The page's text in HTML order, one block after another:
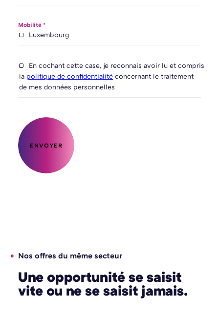
Mobilité *
Luxembourg
En cochant cette case, je reconnais avoir lu et compris
la politique de confidentialité concernant le traitement
de mes données personnelles
ENVOYER
Nos offres du même secteur
Une opportunité se saisit
vite ou ne se saisit jamais.